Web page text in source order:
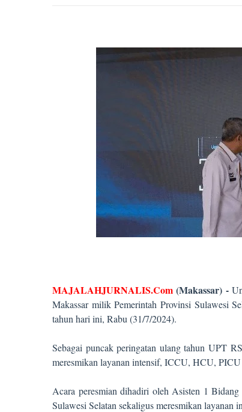
MAJALAHJURNALIS.Com(Makassar) -
Makassar milik Pemerintah Provinsi Sulawesi
tahun hari ini, Rabu (31/7/2024).
Sebagai puncak peringatan ulang tahun UPT
meresmikan layanan intensif, ICCU, HCU,
Acara peresmian dihadiri oleh Asisten 1
Sulawesi Selatan sekaligus meresmikan layanan